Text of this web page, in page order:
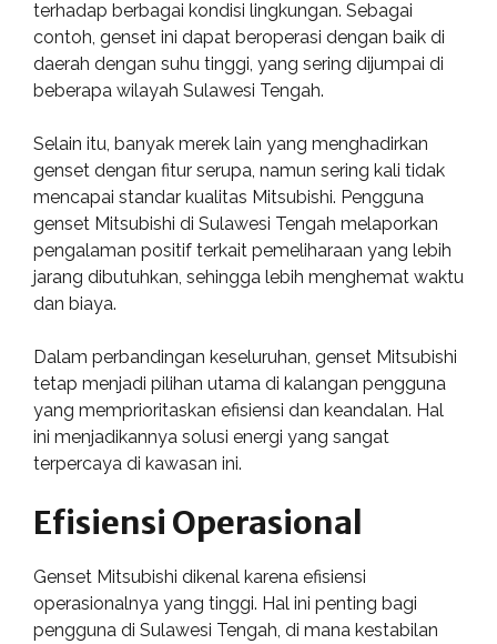
terhadap berbagai kondisi lingkungan. Sebagai
contoh, genset ini dapat beroperasi dengan baik di
daerah dengan suhu tinggi, yang sering dijumpai di
beberapa wilayah Sulawesi Tengah.
Selain itu, banyak merek lain yang menghadirkan
genset dengan fitur serupa, namun sering kali tidak
mencapai standar kualitas Mitsubishi. Pengguna
genset Mitsubishi di Sulawesi Tengah melaporkan
pengalaman positif terkait pemeliharaan yang lebih
jarang dibutuhkan, sehingga lebih menghemat waktu
dan biaya.
Dalam perbandingan keseluruhan, genset Mitsubishi
tetap menjadi pilihan utama di kalangan pengguna
yang memprioritaskan efisiensi dan keandalan. Hal
ini menjadikannya solusi energi yang sangat
terpercaya di kawasan ini.
Efisiensi Operasional
Genset Mitsubishi dikenal karena efisiensi
operasionalnya yang tinggi. Hal ini penting bagi
pengguna di Sulawesi Tengah, di mana kestabilan